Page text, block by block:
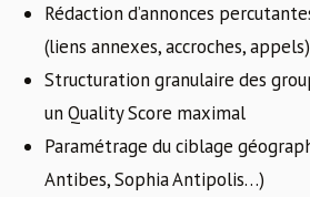
Rédaction d’annonces
(liens annexes, accroches, appels)
Structuration granulaire des
un Quality Score maximal
Paramétrage du ciblage
Antibes, Sophia Antipolis…)